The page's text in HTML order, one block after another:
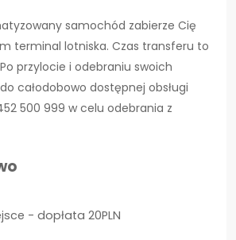
samochód zabierze Cię
terminal lotniska. Czas transferu to
przylocie i odebraniu swoich
całodobowo dostępnej obsługi
500 999 w celu odebrania z
- dopłata 20PLN